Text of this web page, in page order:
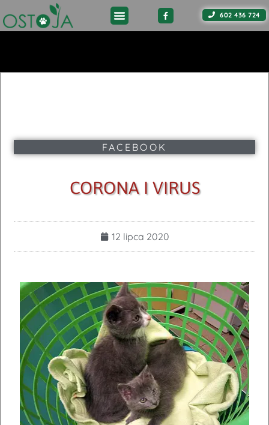
602 436 724
FACEBOOK
CORONA I VIRUS
12 lipca 2020